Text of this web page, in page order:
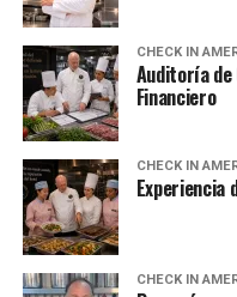
CHECK IN
Auditoría de
Financiero
CHECK IN
Experiencia
CHECK IN